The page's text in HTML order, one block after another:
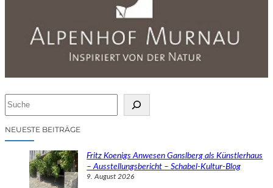
NEUESTE BEITRÄGE
Fritz Koenigs Anwesen Ganslberg als Künstlerhaus
– Ausstellungsbericht – Schabel-Kultur-Blog
9. August 2026